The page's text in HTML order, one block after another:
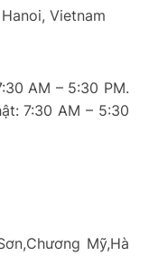
Vietnam
AM – 5:30 PM.
7:30 AM – 5:30
Mỹ,Hà